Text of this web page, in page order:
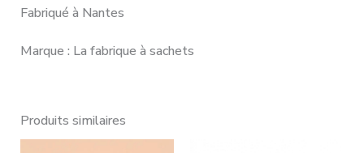
Fabriqué à Nantes
Marque : La fabrique à sachets
Produits similaires